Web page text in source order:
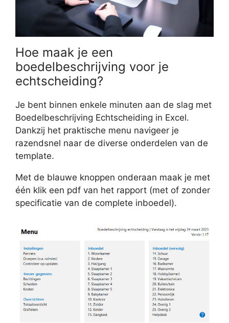
Hoe maak je een
boedelbeschrijving voor je
echtscheiding?
Je bent binnen enkele minuten aan de slag met
Boedelbeschrijving Echtscheiding in Excel.
Dankzij het praktische menu navigeer je
razendsnel naar de diverse onderdelen van de
template.
Met de blauwe knoppen onderaan maak je met
één klik een pdf van het rapport (met of zonder
specificatie van de complete inboedel).